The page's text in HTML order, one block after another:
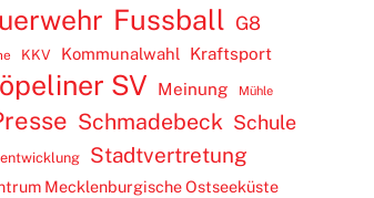
Fussball G8
KKV Kommunalwahl Kraftsport
SV Meinung Mühle
Schmadebeck Schule
Stadtvertretung
Mecklenburgische Ostseeküste